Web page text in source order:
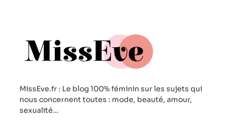
MissEve.fr : Le blog 100% féminin sur les sujets qui
nous concernent toutes : mode, beauté, amour,
sexualité…